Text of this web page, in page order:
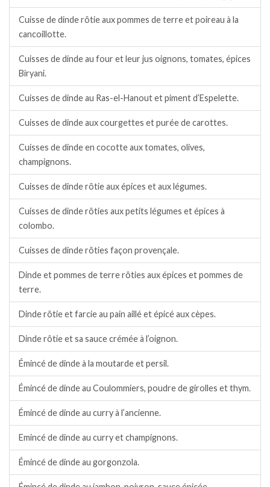
Cuisse de dinde rôtie aux pommes de terre et poireau à la
cancoillotte.
Cuisses de dinde au four et leur jus oignons, tomates, épices
Biryani.
Cuisses de dinde au Ras-el-Hanout et piment d’Espelette.
Cuisses de dinde aux courgettes et purée de carottes.
Cuisses de dinde en cocotte aux tomates, olives,
champignons.
Cuisses de dinde rôtie aux épices et aux légumes.
Cuisses de dinde rôties aux petits légumes et épices à
colombo.
Cuisses de dinde rôties façon provençale.
Dinde et pommes de terre rôties aux épices et pommes de
terre.
Dinde rôtie et farcie au pain aillé et épicé aux cèpes.
Dinde rôtie et sa sauce crémée à l’oignon.
Émincé de dinde à la moutarde et persil.
Émincé de dinde au Coulommiers, poudre de girolles et thym.
Émincé de dinde au curry à l’ancienne.
Emincé de dinde au curry et champignons.
Émincé de dinde au gorgonzola.